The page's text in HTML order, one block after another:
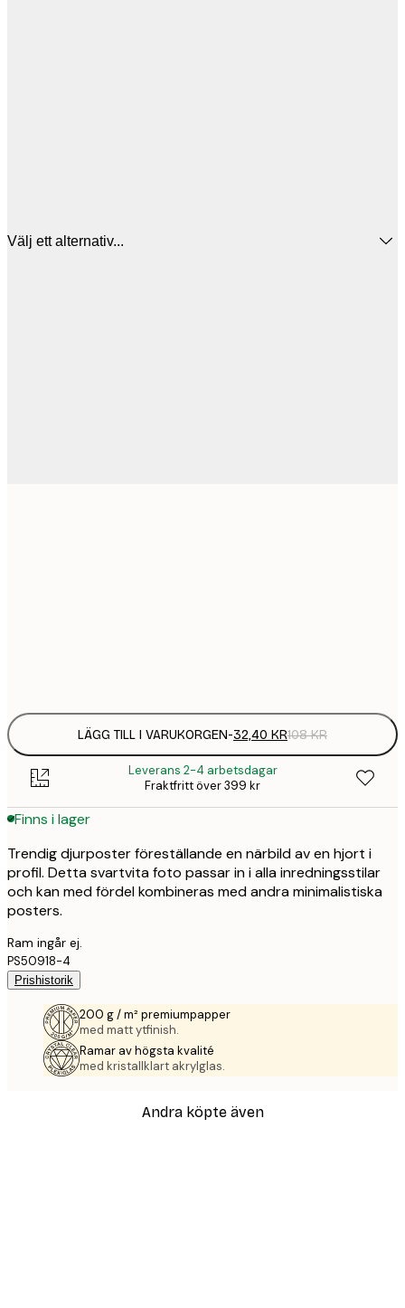
Välj ett alternativ...
LÄGG TILL I VARUKORGEN-32,40 KR108 KR
Leverans 2-4 arbetsdagar
Fraktfritt över 399 kr
Finns i lager
Trendig djurposter föreställande en närbild av en hjort i
profil. Detta svartvita foto passar in i alla inredningsstilar
och kan med fördel kombineras med andra minimalistiska
posters.
Ram ingår ej.
PS50918-4
Prishistorik
200 g / m² premiumpapper
med matt ytfinish.
Ramar av högsta kvalité
med kristallklart akrylglas.
Andra köpte även